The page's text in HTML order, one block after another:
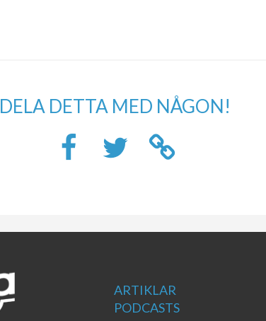
DELA DETTA MED NÅGON!
ARTIKLAR
PODCASTS